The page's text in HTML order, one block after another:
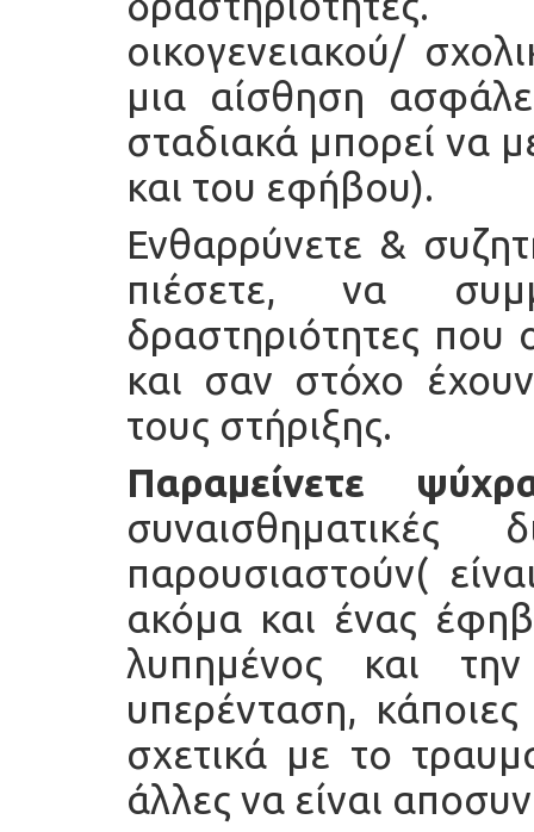
οικογενειακού/
μια αίσθηση
σταδιακά μπορεί να
και του εφήβου).
Ενθαρρύνετε &
πιέσετε, να
δραστηριότητες που
και σαν στόχο
τους στήριξης.
Παραμείνετε
συναισθηματικές
παρουσιαστούν(
ακόμα και ένας
λυπημένος και
υπερένταση,
σχετικά με το
άλλες να είναι